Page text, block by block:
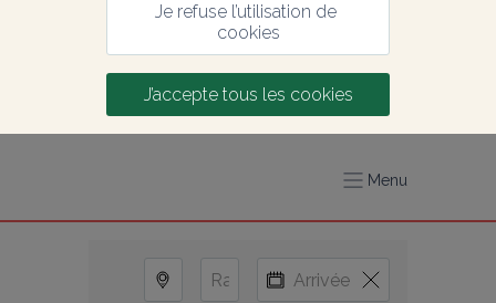
Je refuse l’utilisation de
cookies
J’accepte tous les cookies
Menu